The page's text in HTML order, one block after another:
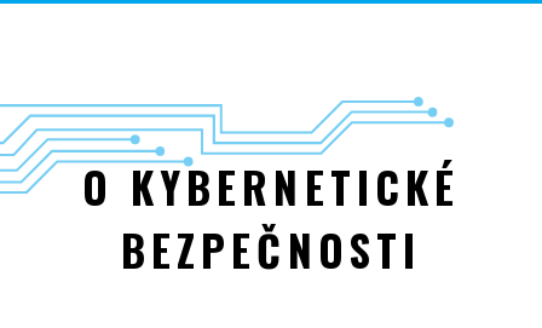
O KYBERNETICKÉ
BEZPEČNOSTI